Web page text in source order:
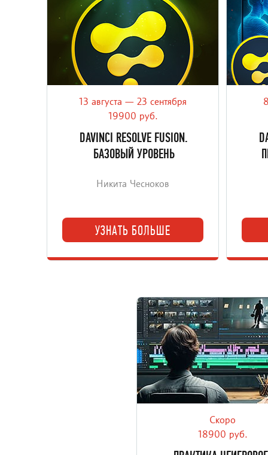
Научим создавать магию на экране в
DaVinci Resolve Fusion.
13 августа — 23 сентября
19900 руб.
DAVINCI RESOLVE FUSION.
БАЗОВЫЙ УРОВЕНЬ
Никита Чесноков
УЗНАТЬ БОЛЬШЕ
От
Освойте профессиональный
техники, инструменты,
Скоро
18900 руб.